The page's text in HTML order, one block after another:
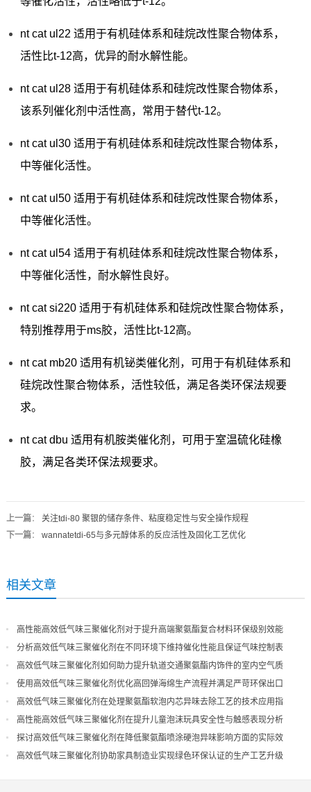
nt cat ul22 适用于有机硅体系和硅烷改性聚合物体系，
活性比t-12高，优异的耐水解性能。
nt cat ul28 适用于有机硅体系和硅烷改性聚合物体系，
该系列催化剂中活性高，常用于替代t-12。
nt cat ul30 适用于有机硅体系和硅烷改性聚合物体系，
中等催化活性。
nt cat ul50 适用于有机硅体系和硅烷改性聚合物体系，
中等催化活性。
nt cat ul54 适用于有机硅体系和硅烷改性聚合物体系，
中等催化活性，耐水解性良好。
nt cat si220 适用于有机硅体系和硅烷改性聚合物体系，
特别推荐用于ms胶，活性比t-12高。
nt cat mb20 适用有机铋类催化剂，可用于有机硅体系和
硅烷改性聚合物体系，活性较低，满足各类环保法规要
求。
nt cat dbu 适用有机胺类催化剂，可用于室温硫化硅橡
胶，满足各类环保法规要求。
上一篇： 关注tdi-80 聚银的储存条件、粘度稳定性与安全操作规程
下一篇： wannatetdi-65与多元醇体系的反应活性及固化工艺优化
相关文章
高性能高效低气味三聚催化剂对于提升高端聚氨酯复合材料环保级别效能
分析高效低气味三聚催化剂在不同环境下维持催化性能且保证气味控制表
现
高效低气味三聚催化剂如何助力提升轨道交通聚氨酯内饰件的室内空气质
量
使用高效低气味三聚催化剂优化高回弹海绵生产流程并满足严苛环保出口
高效低气味三聚催化剂在处理聚氨酯软泡内芯异味去除工艺的技术应用指
导
高性能高效低气味三聚催化剂在提升儿童泡沫玩具安全性与触感表现分析
探讨高效低气味三聚催化剂在降低聚氨酯喷涂硬泡异味影响方面的实际效
果
高效低气味三聚催化剂协助家具制造业实现绿色环保认证的生产工艺升级